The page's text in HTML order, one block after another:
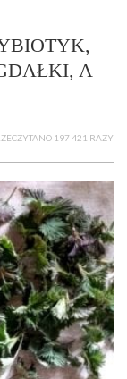
A
197 421 RAZY